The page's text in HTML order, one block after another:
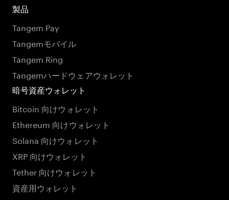
製品
Tangem Pay
Tangemモバイル
Tangem Ring
Tangemハードウェアウォレット
暗号資産ウォレット
Bitcoin 向けウォレット
Ethereum 向けウォレット
Solana 向けウォレット
XRP 向けウォレット
Tether 向けウォレット
資産用ウォレット